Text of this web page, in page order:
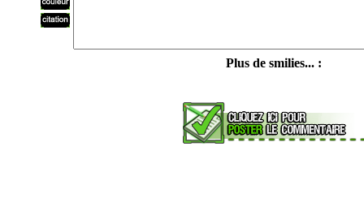
Plus de smilies... :